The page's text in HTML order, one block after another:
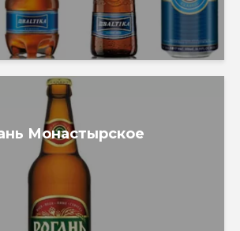
Монастырское